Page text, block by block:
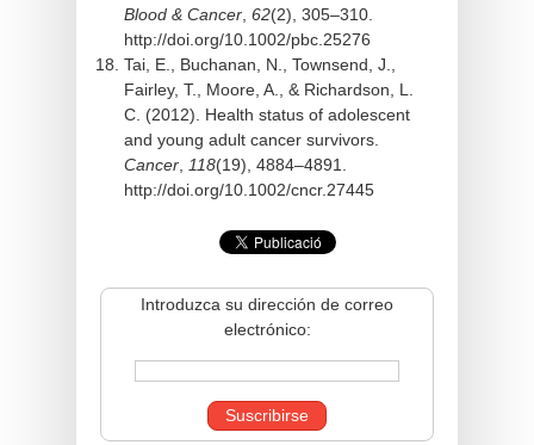
Blood & Cancer 62(2), 305–310.
http://doi.org/10.1002/pbc.25276
Tai, E., Buchanan, N., Townsend, J.,
Fairley, T., Moore, A., & Richardson, L.
C. (2012). Health status of adolescent
and young adult cancer survivors.
Cancer
118(19), 4884–4891.
http://doi.org/10.1002/cncr.27445
Introduzca su dirección de correo
electrónico: